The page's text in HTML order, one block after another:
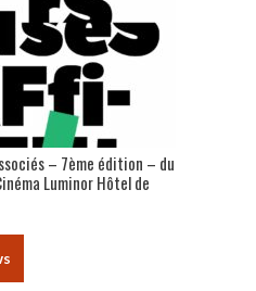
– 7ème édition – du
Luminor Hôtel de